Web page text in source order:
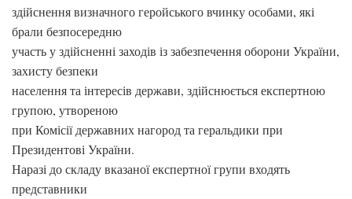
здійснення визначного геройського вчинку особами, які
брали безпосередню
участь у здійсненні заходів із забезпечення оборони України,
захисту безпеки
населення та інтересів держави, здійснюється експертною
групою, утвореною
при Комісії державних нагород та геральдики при
Президентові України.
Наразі до складу вказаної експертної групи входять
представники